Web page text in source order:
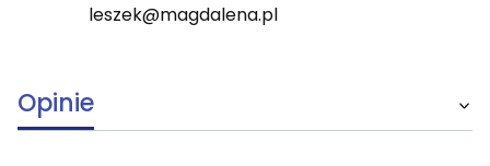
leszek@magdalena.pl
Opinie